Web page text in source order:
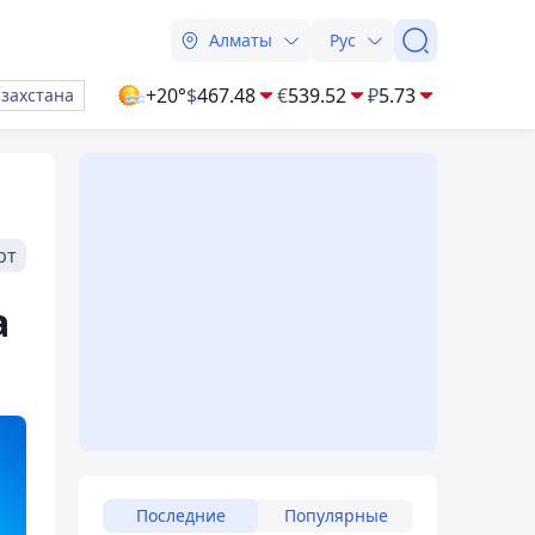
Алматы Рус
+20°$467.48 €539.52 ₽5.73
Последние Популярные